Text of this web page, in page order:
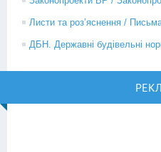
Листи та роз’яснення /
ДБН. Державні будівельні